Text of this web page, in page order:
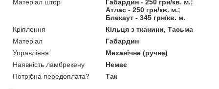
Матеріал штор
Габардин - 250 грн/кв. м.;
Атлас - 250 грн/кв. м.;
Блекаут - 345 грн/кв. м.
Кріплення
Кільця з тканини, Тасьма
Матеріал
Габардин
Управління
Механічне (ручне)
Наявність ламбрекену
Немає
Потрібна передоплата?
Так